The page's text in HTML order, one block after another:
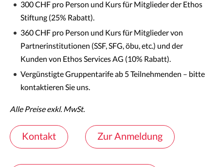
300 CHF pro Person und Kurs für Mitglieder der Ethos
Stiftung (25% Rabatt).
360 CHF pro Person und Kurs für Mitglieder von
Partnerinstitutionen (SSF, SFG, öbu, etc.) und der
Kunden von Ethos Services AG (10% Rabatt).
Vergünstigte Gruppentarife ab 5 Teilnehmenden – bitte
kontaktieren Sie uns.
Alle Preise exkl. MwSt.
Kontakt Zur Anmeldung